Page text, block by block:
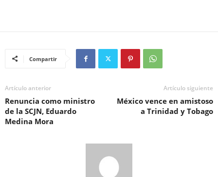
Compartir
Artículo anterior
Renuncia como ministro
de la SCJN, Eduardo
Medina Mora
Artículo siguiente
México vence en amistoso
a Trinidad y Tobago